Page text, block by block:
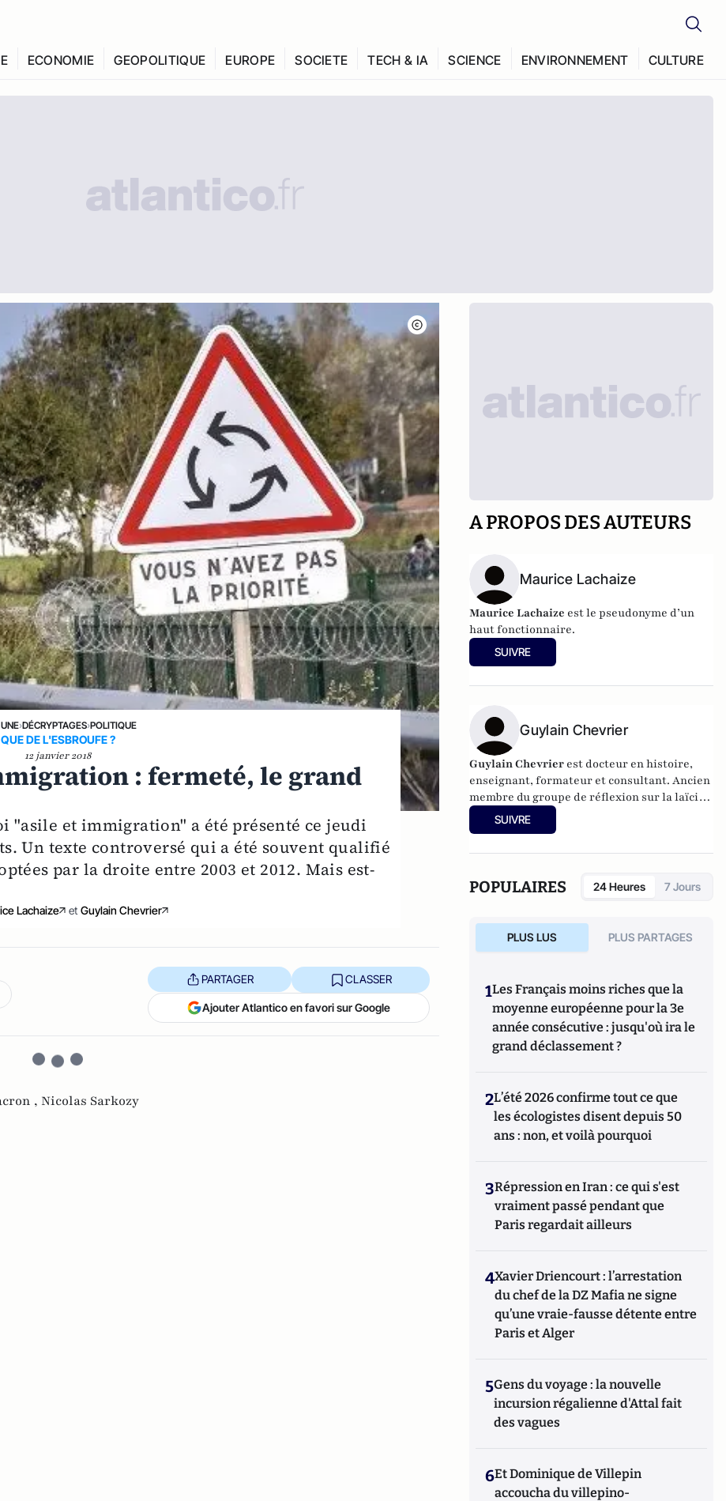
ECONOMIE GEOPOLITIQUE EUROPE SOCIETE TECH & IA SCIENCE ENVIRONNEMENT CULTURE
›DÉCRYPTAGES›POLITIQUE
QUE DE L'ESBROUFE ?
12 janvier 2018
: fermeté, le grand
et immigration" a été présenté ce jeudi
Un texte controversé qui a été souvent qualifié
par la droite entre 2003 et 2012. Mais est-
Lachaize et Guylain Chevrier
PARTAGER CLASSER
Ajouter Atlantico en favori sur Google
, Nicolas Sarkozy
A PROPOS DES AUTEURS
Maurice Lachaize
Maurice Lachaize est le pseudonyme d’un
haut fonctionnaire.
SUIVRE
Guylain Chevrier
Guylain Chevrier est docteur en histoire,
enseignant, formateur et consultant. Ancien
membre du groupe de réflexion sur la laïcité
auprès du Haut conseil à l’intégration.
Dernier ouvrage :
SUIVRE
POPULAIRES 24 Heures 7 Jours
PLUS LUS PLUS PARTAGES
1Les Français moins riches que la
moyenne européenne pour la 3e
année consécutive : jusqu'où ira le
grand déclassement ?
2L’été 2026 confirme tout ce que
les écologistes disent depuis 50
ans : non, et voilà pourquoi
3Répression en Iran : ce qui s'est
vraiment passé pendant que
Paris regardait ailleurs
4Xavier Driencourt : l’arrestation
du chef de la DZ Mafia ne signe
qu’une vraie-fausse détente entre
Paris et Alger
5Gens du voyage : la nouvelle
incursion régalienne d'Attal fait
des vagues
6Et Dominique de Villepin
accoucha du villepino-